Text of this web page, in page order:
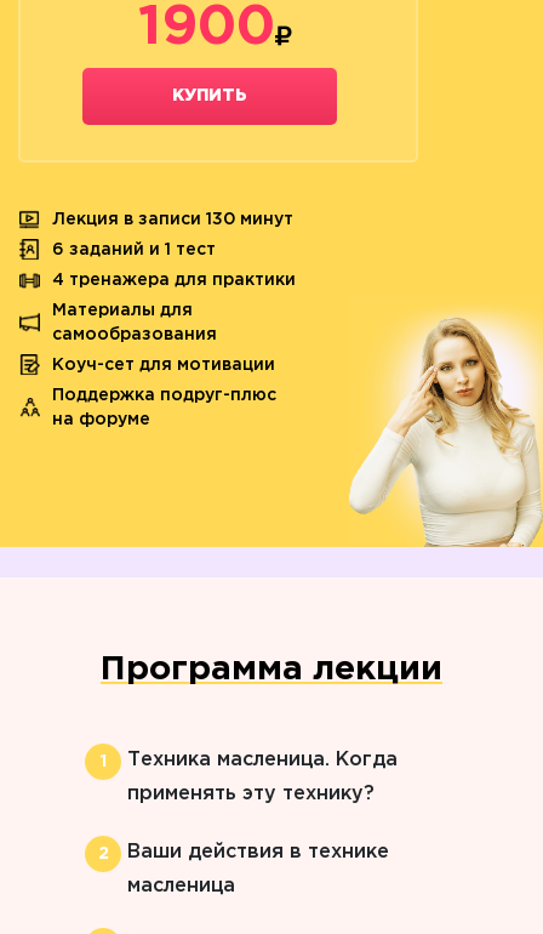
1900
КУПИТЬ
Лекция в записи 130 минут
6 заданий и 1 тест
4 тренажера для практики
Материалы для
самообразования
Коуч-сет для мотивации
Поддержка подруг-плюс
на форуме
Программа лекции
Техника масленица. Когда
применять эту технику?
Ваши действия в технике
масленица